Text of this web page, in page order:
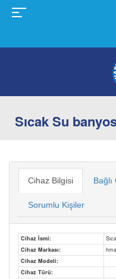
Sıcak Su
Cihaz Bilgisi
Sorumlu Kişiler
Cihaz İsmi:
Cihaz Markası:
Cihaz Modeli:
Cihaz Türü: